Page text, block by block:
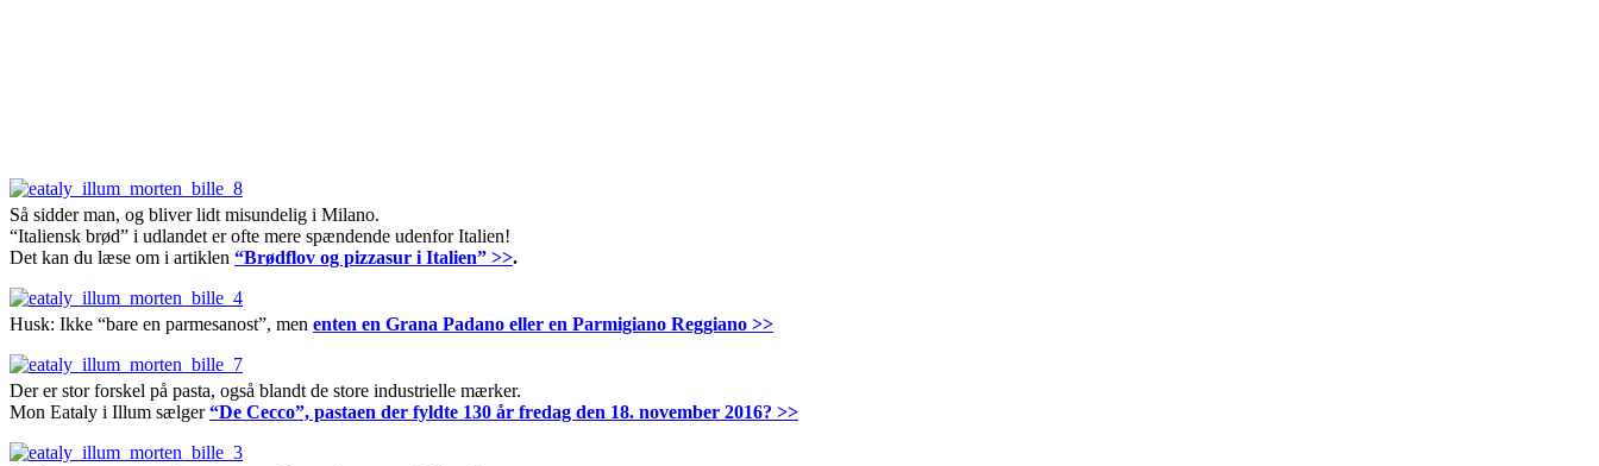
Så sidder man, og bliver lidt misundelig i Milano.
“Italiensk brød” i udlandet er ofte mere spændende udenfor Italien!
Det kan du læse om i artiklen “Brødflov og pizzasur i Italien” >>.
Husk: Ikke “bare en parmesanost”, men enten en Grana Padano eller en Parmigiano Reggiano >>
Der er stor forskel på pasta, også blandt de store industrielle mærker.
Mon Eataly i Illum sælger“De Cecco”, pastaen der fyldte 130 år fredag den 18. november 2016? >>